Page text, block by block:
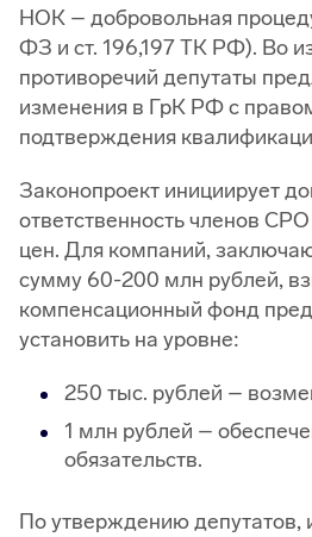
НОК – добровольная
ФЗ и ст. 196,197 ТК РФ). Во
противоречий депутаты
изменения в ГрК РФ с
подтверждения
Законопроект инициирует
ответственность членов
цен. Для компаний,
сумму 60-200 млн рублей,
компенсационный фонд
установить на уровне:
250 тыс. рублей –
1 млн рублей –
обязательств.
По утверждению депутатов,